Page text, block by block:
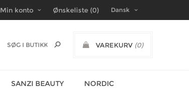
Min konto Ønskeliste (0)
VAREKURV (0)
SANZI BEAUTY NORDIC